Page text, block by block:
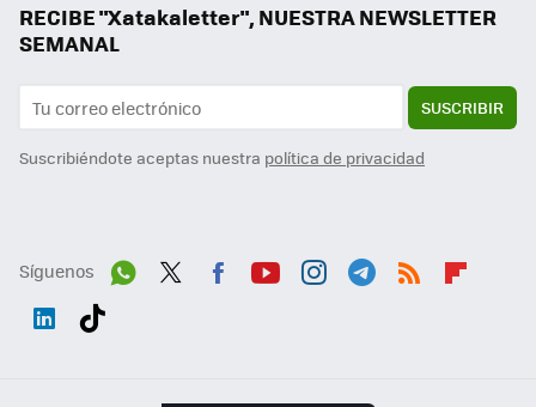
RECIBE "Xatakaletter", NUESTRA NEWSLETTER
SEMANAL
SUSCRIBIR
Suscribiéndote aceptas nuestra política de privacidad
Síguenos